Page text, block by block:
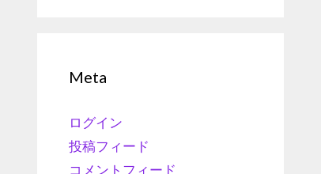
Meta
ログイン
投稿フィード
コメントフィード